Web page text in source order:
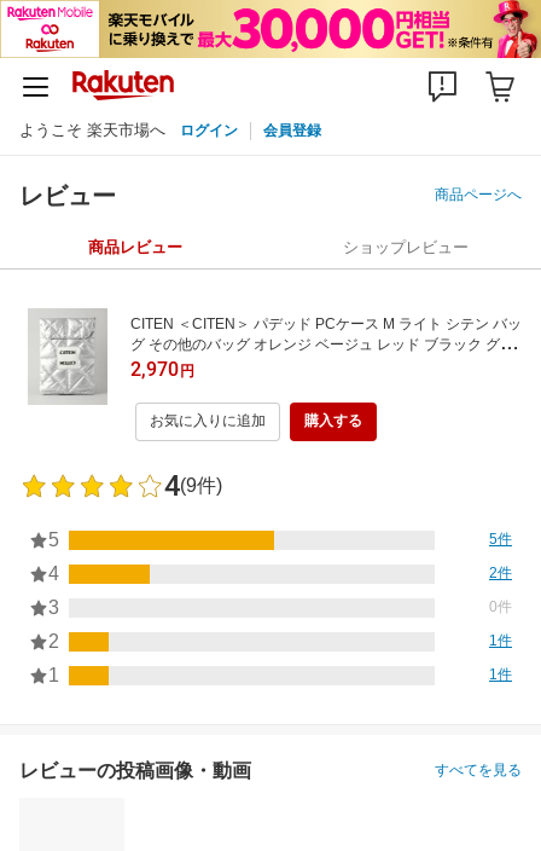
ようこそ 楽天市場へ ログイン 会員登録
レビュー 商品ページへ
商品レビュー ショップレビュー
CITEN ＜CITEN＞ パデッド PCケース M ライト シテン バッ
グ その他のバッグ オレンジ ベージュ レッド ブラック グレ
ー ブラウン シルバー
2,970円
お気に入りに追加 購入する
4(9件)
5 5件
4 2件
3 0件
2 1件
1 1件
レビューの投稿画像・動画 すべてを見る